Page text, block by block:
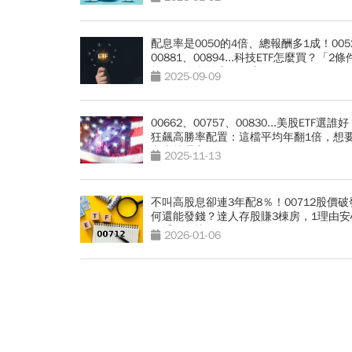
配息率是0050的4倍、總報酬多1成！
00881、00894...科技ETF怎麼買？「2條
策略」息利雙賺的秘密
2025-09-09
00662、00757、00830...美股ETF選誰好
狂飆高勝率配置：這檔平均年翻1倍，想
心賺就選它
2025-11-13
不叫高股息卻連3年配8％！00712股價破
何還能發錢？達人存股賺3棟房，1理由
進「配息比00940穩」
2026-01-06